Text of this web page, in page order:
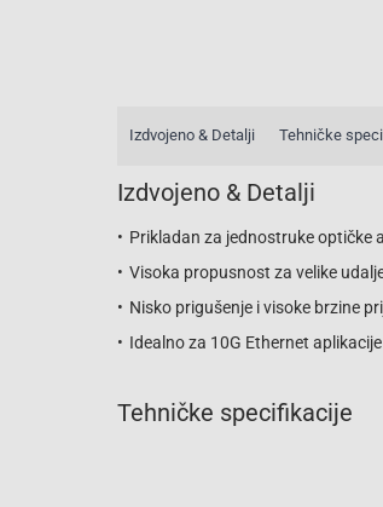
Izdvojeno & Detalji Tehničke
Izdvojeno & Detalji
Prikladan za jednostruke optičke
Visoka propusnost za velike
Nisko prigušenje i visoke brzine
Idealno za 10G Ethernet
Tehničke specifikacije